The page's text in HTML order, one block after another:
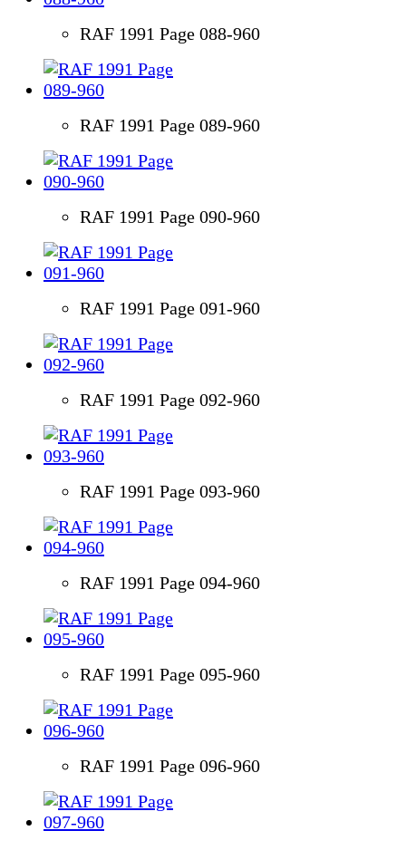
RAF 1991 Page 088-960
RAF 1991 Page 089-960
RAF 1991 Page 090-960
RAF 1991 Page 091-960
RAF 1991 Page 092-960
RAF 1991 Page 093-960
RAF 1991 Page 094-960
RAF 1991 Page 095-960
RAF 1991 Page 096-960